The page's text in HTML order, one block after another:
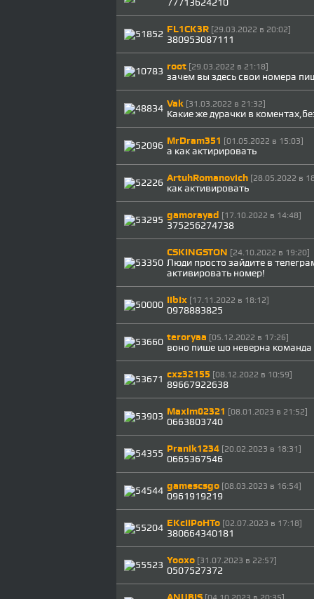
77713624210
FL1CK3R [29.03.2022 в 20:02]
380953087111
root [29.03.2022 в 21:18]
зачем вы здесь свои номера
Vak [31.03.2022 в 21:32]
Какие же дурачки в
MrDram351 [01.05.2022 в 15:03]
а как актирировать
ArtuhRomanovich [28.05.2022 в
как активировать
gamorayad [17.10.2022 в 14:48]
375256274738
CSKINGSTON [24.10.2022 в 19:20]
Люди просто зайдите в
активировать номер!
IIbIx [17.11.2022 в 18:12]
0978883825
teroryaa [05.12.2022 в 17:26]
воно пише що неверна команда
cxz32155 [08.12.2022 в 10:59]
89667922638
Maxim02321 [08.01.2023 в 21:52]
0663803740
Pranik1234 [20.02.2023 в 18:31]
0665367546
gamescsgo [08.03.2023 в 16:54]
0961919219
EKcIIPoHTo [02.07.2023 в 17:18]
380664340181
Yooxo [31.07.2023 в 22:57]
0507527372